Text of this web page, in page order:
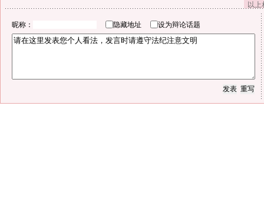
以
昵称： 隐藏地址 设为辩论话题